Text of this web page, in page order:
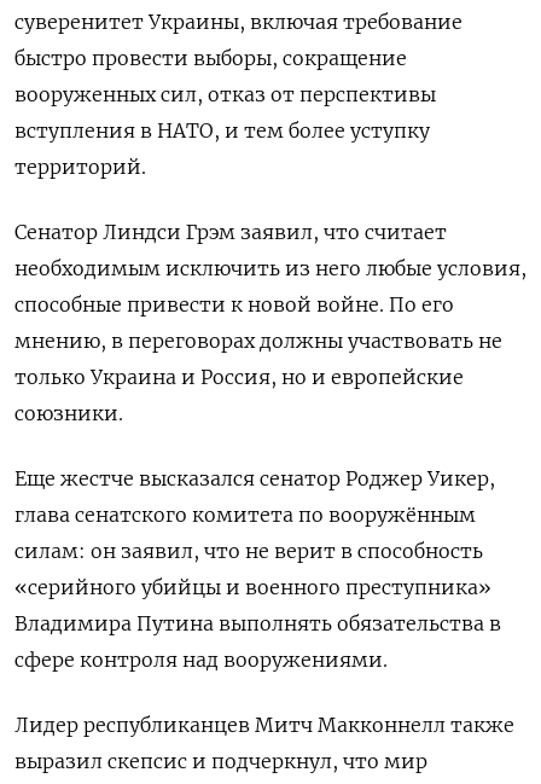
суверенитет Украины, включая требование
быстро провести выборы, сокращение
вооруженных сил, отказ от перспективы
вступления в НАТО, и тем более уступку
территорий.
Сенатор Линдси Грэм заявил, что считает
необходимым исключить из него любые условия,
способные привести к новой войне. По его
мнению, в переговорах должны участвовать не
только Украина и Россия, но и европейские
союзники.
Еще жестче высказался сенатор Роджер Уикер,
глава сенатского комитета по вооружённым
силам: он заявил, что не верит в способность
«серийного убийцы и военного преступника»
Владимира Путина выполнять обязательства в
сфере контроля над вооружениями.
Лидер республиканцев Митч Макконнелл также
выразил скепсис и подчеркнул, что мир